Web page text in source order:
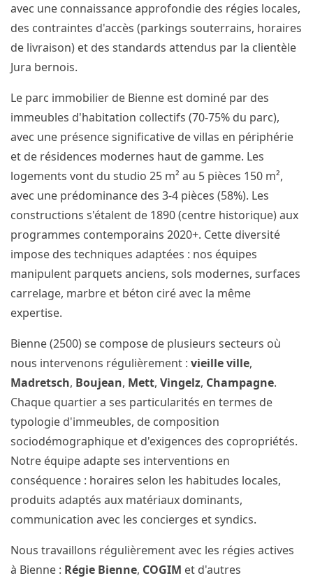
avec une connaissance approfondie des régies locales,
des contraintes d'accès (parkings souterrains, horaires
de livraison) et des standards attendus par la clientèle
Jura bernois.
Le parc immobilier de Bienne est dominé par des
immeubles d'habitation collectifs (70-75% du parc),
avec une présence significative de villas en périphérie
et de résidences modernes haut de gamme. Les
logements vont du studio 25 m² au 5 pièces 150 m²,
avec une prédominance des 3-4 pièces (58%). Les
constructions s'étalent de 1890 (centre historique) aux
programmes contemporains 2020+. Cette diversité
impose des techniques adaptées : nos équipes
manipulent parquets anciens, sols modernes, surfaces
carrelage, marbre et béton ciré avec la même
expertise.
Bienne (2500) se compose de plusieurs secteurs où
nous intervenons régulièrement : vieille ville,
Madretsch, Boujean, Mett, Vingelz, Champagne.
Chaque quartier a ses particularités en termes de
typologie d'immeubles, de composition
sociodémographique et d'exigences des copropriétés.
Notre équipe adapte ses interventions en
conséquence : horaires selon les habitudes locales,
produits adaptés aux matériaux dominants,
communication avec les concierges et syndics.
Nous travaillons régulièrement avec les régies actives
à Bienne : Régie Bienne, COGIM et d'autres